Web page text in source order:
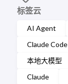
标签云
AI Agent
Claude Code
本地大模型
Claude